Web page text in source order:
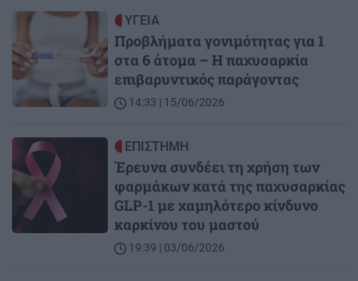
Image ΥΓΕΙΑ
Προβλήματα γονιμότητας για 1
στα 6 άτομα – Η παχυσαρκία
επιβαρυντικός παράγοντας
14:33 | 15/06/2026
Image ΕΠΙΣΤΗΜΗ
Έρευνα συνδέει τη χρήση των
φαρμάκων κατά της παχυσαρκίας
GLP-1 με χαμηλότερο κίνδυνο
καρκίνου του μαστού
19:39 | 03/06/2026